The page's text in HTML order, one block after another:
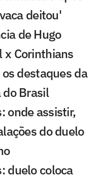
deitou'
de Hugo
x Corinthians
destaques da
do Brasil
onde assistir,
do duelo
duelo coloca